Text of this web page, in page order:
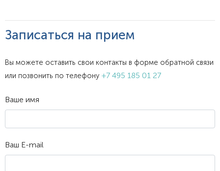
Записаться на прием
Вы можете оставить свои контакты в форме обратной связи
или позвонить по телефону +7 495 185 01 27
Ваше имя
Ваш E-mail